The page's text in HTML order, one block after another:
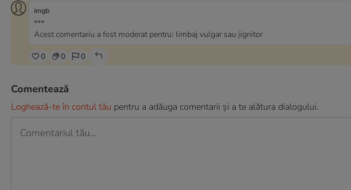
imgb
***
Acest comentariu a fost moderat pentru: limbaj vulgar sau jignitor
0 0 0
Comentează
Loghează-te în contul tău pentru a adăuga comentarii și a te alătura dialogului.